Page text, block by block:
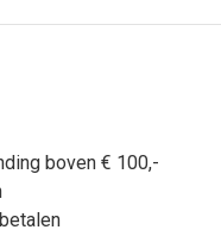
boven € 100,-